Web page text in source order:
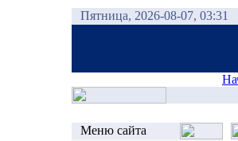
Пятница, 2026-08-07, 03:31
Меню сайта